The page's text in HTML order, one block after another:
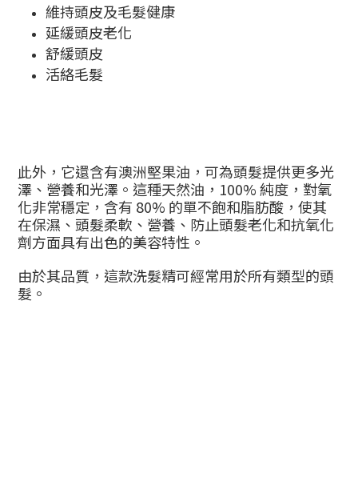
維持頭皮及毛髮健康
延緩頭皮老化
舒緩頭皮
活絡毛髮
此外，它還含有澳洲堅果油，可為頭髮提供更多光
澤、營養和光澤。這種天然油，100% 純度，對氧
化非常穩定，含有 80% 的單不飽和脂肪酸，使其
在保濕、頭髮柔軟、營養、防止頭髮老化和抗氧化
劑方面具有出色的美容特性。
由於其品質，這款洗髮精可經常用於所有類型的頭
髮。